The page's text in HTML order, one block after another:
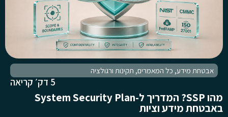
אבטחת מידע, כל המאמרים, תקינות ורגולציה
5 דק׳ קריאה
מהו SSP? המדריך ל-System Security Plan
באבטחת מידע וציות